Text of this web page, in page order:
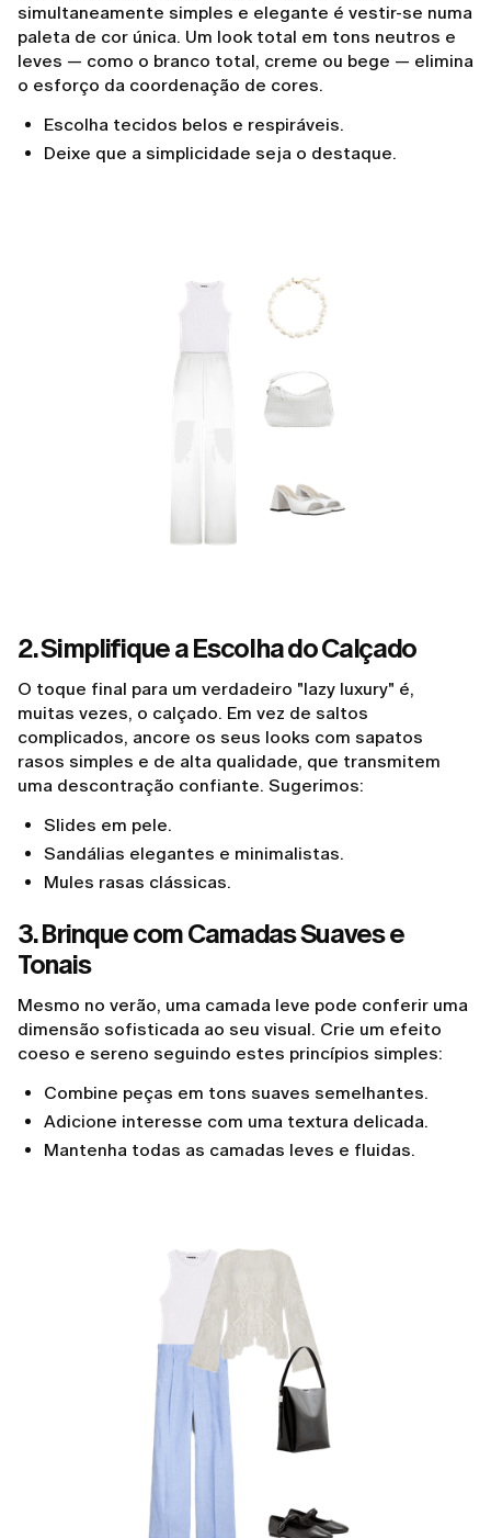
simultaneamente simples e elegante é vestir-se numa
paleta de cor única. Um look total em tons neutros e
leves — como o branco total, creme ou bege — elimina
o esforço da coordenação de cores.
Escolha tecidos belos e respiráveis.
Deixe que a simplicidade seja o destaque.
2. Simplifique a Escolha do Calçado
O toque final para um verdadeiro "lazy luxury" é,
muitas vezes, o calçado. Em vez de saltos
complicados, ancore os seus looks com sapatos
rasos simples e de alta qualidade, que transmitem
uma descontração confiante. Sugerimos:
Slides em pele.
Sandálias elegantes e minimalistas.
Mules rasas clássicas.
3. Brinque com Camadas Suaves e
Tonais
Mesmo no verão, uma camada leve pode conferir uma
dimensão sofisticada ao seu visual. Crie um efeito
coeso e sereno seguindo estes princípios simples:
Combine peças em tons suaves semelhantes.
Adicione interesse com uma textura delicada.
Mantenha todas as camadas leves e fluidas.